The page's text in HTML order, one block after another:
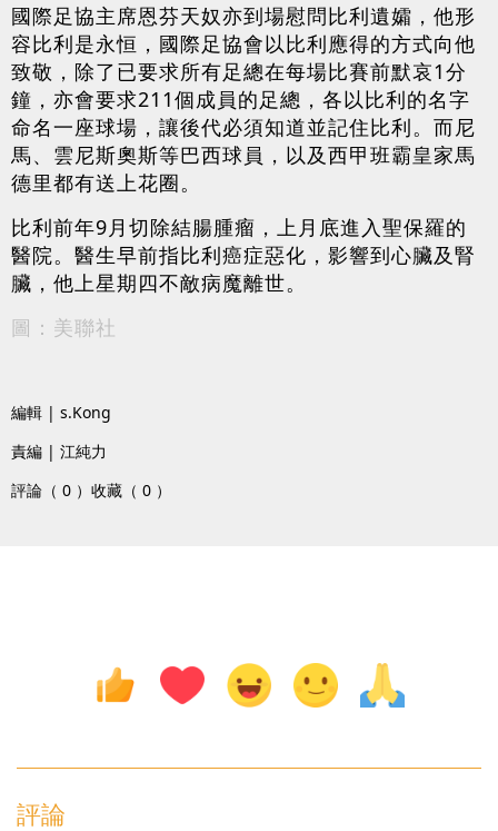
國際足協主席恩芬天奴亦到場慰問比利遺孀，他形
容比利是永恒，國際足協會以比利應得的方式向他
致敬，除了已要求所有足總在每場比賽前默哀1分
鐘，亦會要求211個成員的足總，各以比利的名字
命名一座球場，讓後代必須知道並記住比利。而尼
馬、雲尼斯奧斯等巴西球員，以及西甲班霸皇家馬
德里都有送上花圈。
比利前年9月切除結腸腫瘤，上月底進入聖保羅的
醫院。醫生早前指比利癌症惡化，影響到心臟及腎
臟，他上星期四不敵病魔離世。
圖：美聯社
編輯 | s.Kong
責編 | 江純力
評論（ 0 ） 收藏（ 0 ）
評論